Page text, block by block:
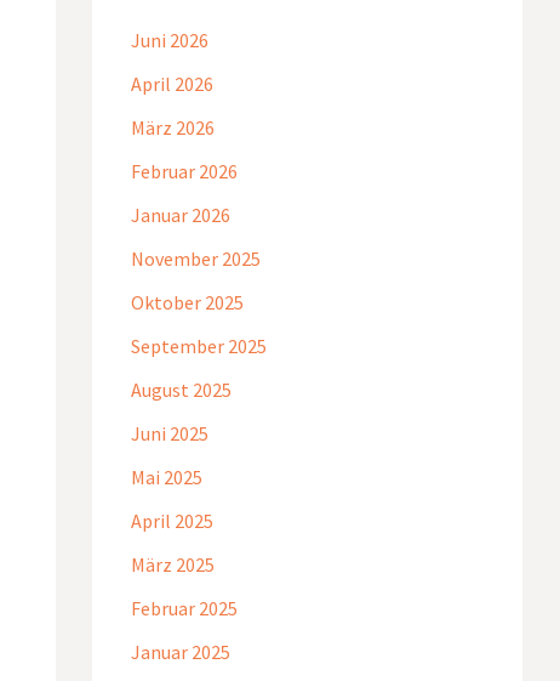
Juni 2026
April 2026
März 2026
Februar 2026
Januar 2026
November 2025
Oktober 2025
September 2025
August 2025
Juni 2025
Mai 2025
April 2025
März 2025
Februar 2025
Januar 2025